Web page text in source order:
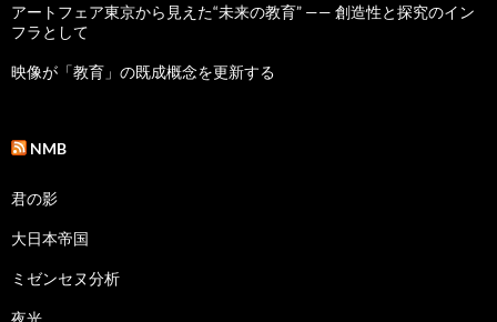
アートフェア東京から見えた“未来の教育” —— 創造性と探究のイン
フラとして
映像が「教育」の既成概念を更新する
NMB
君の影
大日本帝国
ミゼンセヌ分析
夜光